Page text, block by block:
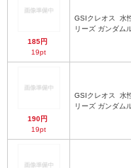
185円
19pt
GSIクレオス
リーズ ガンダム
190円
19pt
GSIクレオス
リーズ ガンダム